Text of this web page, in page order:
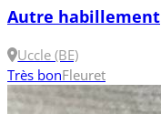
Autre habillement
Uccle (BE)
Très bonFleuret